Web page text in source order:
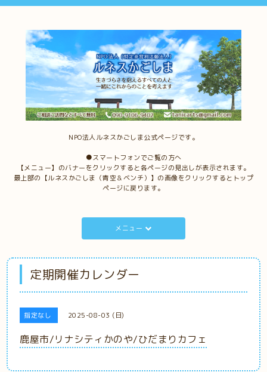
NPO法人ルネスかごしま公式ページです。
●スマートフォンでご覧の方へ
【メニュー】のバナーをクリックすると各ページの見出しが表示されます。
最上部の【ルネスかごしま（青空＆ベンチ）】の画像をクリックするとトップ
ページに戻ります。
メニュー
定期開催カレンダー
指定なし 2025-08-03 (日)
鹿屋市/リナシティかのや/ひだまりカフェ